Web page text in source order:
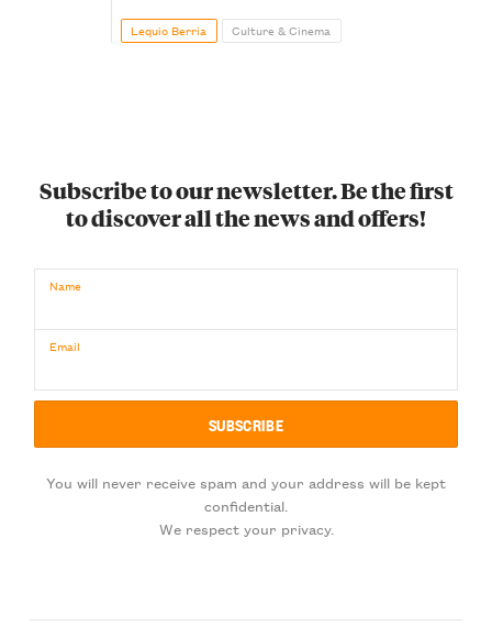
Lequio Berria Culture & Cinema
Subscribe to our newsletter. Be the first
to discover all the news and offers!
Name
Email
You will never receive spam and your address will be kept
confidential.
We respect your privacy.